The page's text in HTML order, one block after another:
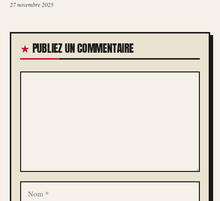
27 novembre 2025
PUBLIEZ UN COMMENTAIRE